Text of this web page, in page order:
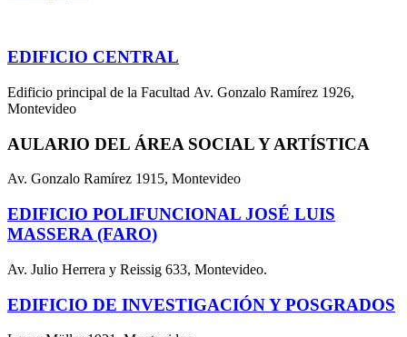
EDIFICIO CENTRAL
Edificio principal de la Facultad Av. Gonzalo Ramírez 1926,
Montevideo
AULARIO DEL ÁREA SOCIAL Y ARTÍSTICA
Av. Gonzalo Ramírez 1915, Montevideo
EDIFICIO POLIFUNCIONAL JOSÉ LUIS
MASSERA (FARO)
Av. Julio Herrera y Reissig 633, Montevideo.
EDIFICIO DE INVESTIGACIÓN Y POSGRADOS